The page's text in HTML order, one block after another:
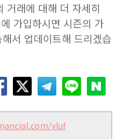
거래에 대해 더 자세히
가입하시면 시즌의 가
서 업데이트해 드리겠습
vluf